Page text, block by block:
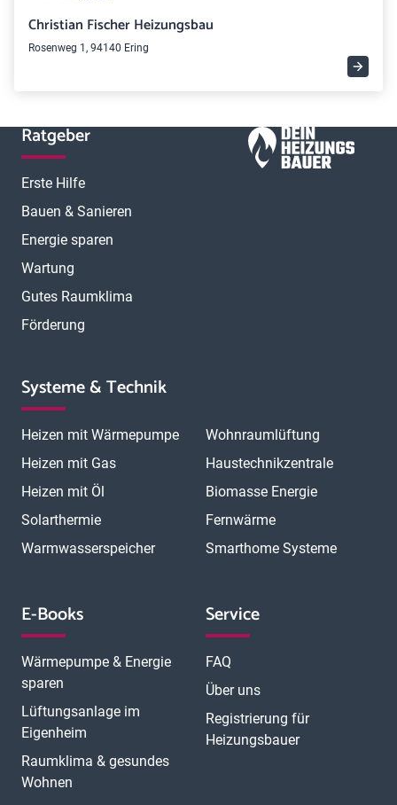
Christian Fischer Heizungsbau
Rosenweg 1, 94140 Ering
Ratgeber
Erste Hilfe
Bauen & Sanieren
Energie sparen
Wartung
Gutes Raumklima
Förderung
Systeme & Technik
Heizen mit Wärmepumpe
Heizen mit Gas
Heizen mit Öl
Solarthermie
Warmwasserspeicher
Wohnraumlüftung
Haustechnikzentrale
Biomasse Energie
Fernwärme
Smarthome Systeme
E-Books
Wärmepumpe & Energie
sparen
Lüftungsanlage im
Eigenheim
Raumklima & gesundes
Wohnen
Service
FAQ
Über uns
Registrierung für
Heizungsbauer